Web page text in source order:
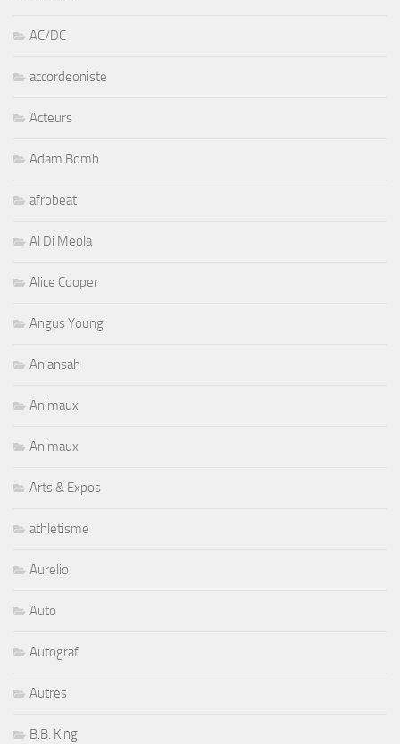
AC/DC
accordeoniste
Acteurs
Adam Bomb
afrobeat
Al Di Meola
Alice Cooper
Angus Young
Aniansah
Animaux
Animaux
Arts & Expos
athletisme
Aurelio
Auto
Autograf
Autres
B.B. King